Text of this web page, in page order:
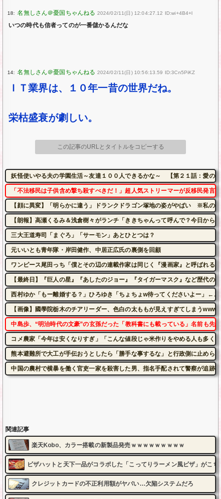
18: 2024/02/11(日) 12:04:27.12 ID:wi+4B4+l
いつの時代も信者ってのが一番儲かるんだな
14: 2024/02/11(日) 10:56:13.59 ID:3Cn5PiKZ
ＩＴ業界は、１０年一昔の世界だね。
栄枯盛衰が劇しい。
この記事のURLとタイトルをコピーする
妖怪使いやる夫の学園生活～友達１００人できるかな～ 【第２１話：愛の
「不法移民は子供含め撃ち殺すべきだ！」超人気ストリーマーが反移民発言
【顔に異変】「明らかに違う」ドランクドラゴン塚地の姿がやばい ※私の
【朗報】高瀬くるみ＆浅倉樹々がランチ「ききちゃんって呼んで？今日から
三大王道寿司「まぐろ」「サーモン」あとひとつは？
元いいとも青年隊・岸田健作、中居正広氏の裏側を回顧
ワンピース尾田っち「僕とその辺の連載作家は同じく『漫画家』と呼ばれる
【最終日】『巨人の星』『あしたのジョー』『タイガーマスク』など歴代
西村ゆか「もー離婚する？」ひろゆき「ちょちょw待ってくださいよー」←こ
【画像】國學院栃木のチアリーダー、色白の太ももが見えすぎてしまうwww
中島歩、“明治時代の文豪”の玄孫だった「教科書にも載っている」名前も先
コメ農家「今年は安くなりすぎ」「こんな値段じゃ米作りをやめる人も多く
熊本避難所で大工が手伝おうとしたら「勝手な事するな」と行政側に止め
中国の農村で横暴を働く官吏一家を殺害した男、指名手配されて警察が追
関連記事
楽天Kobo、カラー搭載の新製品発売ｗｗｗｗｗｗｗｗｗ
ピザハットと天下一品がコラボした「こってりラーメン風ピザ」がこち
クレジットカードの不正利用額がヤバい…欠陥システムだろ